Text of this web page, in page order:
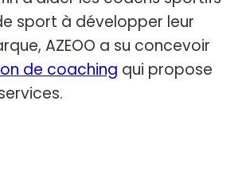
sport à développer leur
AZEOO a su concevoir
de coaching qui propose